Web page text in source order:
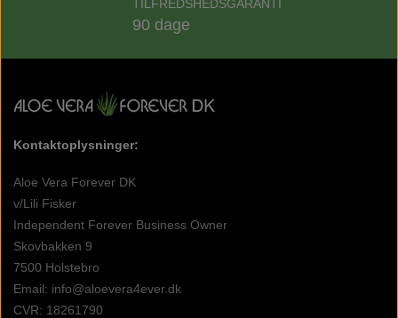
TILFREDSHEDSGARANTI
90 dage
Kontaktoplysninger:
Aloe Vera Forever DK
v/Lili Fisker
Independent Forever Business Owner
Skovbakken 9
7500 Holstebro
Email: info@aloevera4ever.dk
CVR: 18261790